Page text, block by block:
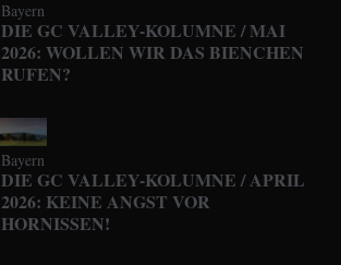
Bayern
DIE GC VALLEY-KOLUMNE / MAI
2026: WOLLEN WIR DAS BIENCHEN
RUFEN?
Bayern
DIE GC VALLEY-KOLUMNE / APRIL
2026: KEINE ANGST VOR
HORNISSEN!